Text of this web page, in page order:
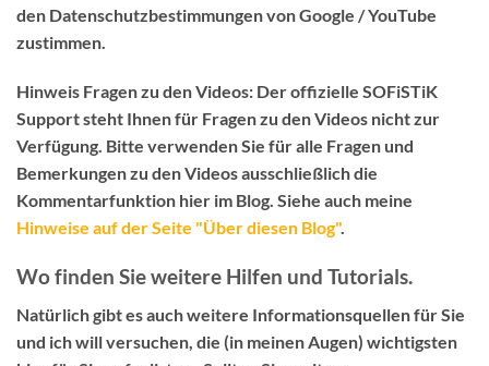
den Datenschutzbestimmungen von Google / YouTube
zustimmen.
Hinweis Fragen zu den Videos: Deroffizielle SOFiSTiK
Supportsteht Ihnen für Fragen zu den Videos nichtzur
Verfügung. Bitte verwenden Sie für alle Fragen und
Bemerkungen zu den Videos ausschließlich die
Kommentarfunktion hier im Blog. Siehe auch meine
Hinweise auf der Seite "Über diesen Blog".
Wo finden Sie weitere Hilfen und Tutorials.
Natürlich gibt es auch weitere Informationsquellen für Sie
und ich will versuchen, die (in meinen Augen) wichtigsten